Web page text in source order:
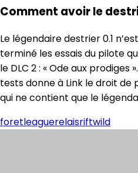
Comment avoir le
Le légendaire destrier 0.1
terminé les essais du pilote
le DLC 2 : « Ode aux prodiges
tests donne à Link le droit
qui ne contient que le
foretleaguerelaisriftwild